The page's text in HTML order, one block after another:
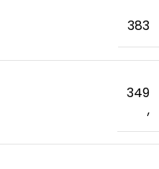
383
349
,